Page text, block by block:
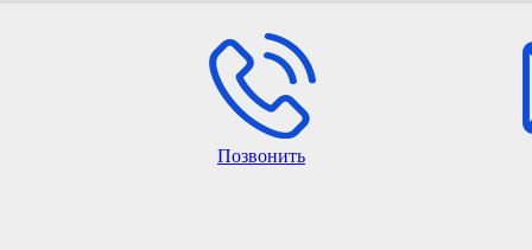
Позвонить